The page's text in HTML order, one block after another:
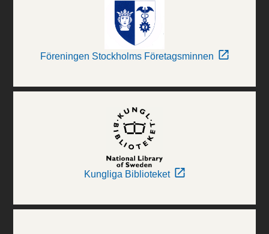
Föreningen Stockholms Företagsminnen
Kungliga Biblioteket